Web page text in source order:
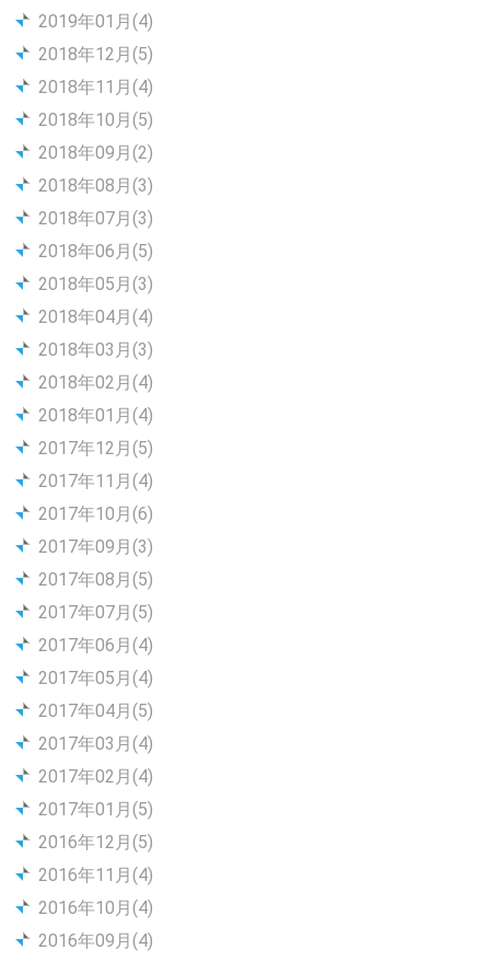
2019年01月(4)
2018年12月(5)
2018年11月(4)
2018年10月(5)
2018年09月(2)
2018年08月(3)
2018年07月(3)
2018年06月(5)
2018年05月(3)
2018年04月(4)
2018年03月(3)
2018年02月(4)
2018年01月(4)
2017年12月(5)
2017年11月(4)
2017年10月(6)
2017年09月(3)
2017年08月(5)
2017年07月(5)
2017年06月(4)
2017年05月(4)
2017年04月(5)
2017年03月(4)
2017年02月(4)
2017年01月(5)
2016年12月(5)
2016年11月(4)
2016年10月(4)
2016年09月(4)